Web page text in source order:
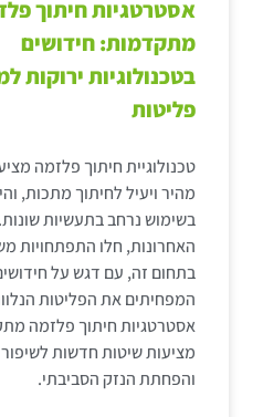
אסטרטגיות חיתוך
מתקדמות: חידושים
בטכנולוגיות ירוקות
פליטות
טכנולוגיית חיתוך פלזמה
מהיר ויעיל לחיתוך מתכות,
בשימוש נרחב בתעשיות
האחרונות, חלו התפתחויות
בתחום זה, עם דגש על
המפחיתים את הפליטות
אסטרטגיות חיתוך פלזמה
מציעות שיטות חדשות לשיפור
והפחתת הנזק הסביבתי.